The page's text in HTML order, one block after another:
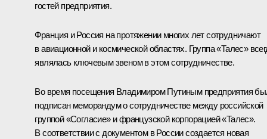
гостей предприятия.
Франция и Россия на протяжении многих лет сотрудничают
в авиационной и космической областях. Группа «Талес»
являлась ключевым звеном в этом сотрудничестве.
Во время посещения Владимиром Путиным предприятия
подписан меморандум о сотрудничестве между российской
группой «Согласие» и французской корпорацией «Талес».
В соответствии с документом в России создается новая